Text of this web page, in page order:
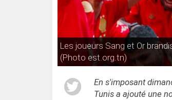
Les joueurs Sang et Or
(Photo est.org.tn)
En s'imposant
Tunis a ajouté une